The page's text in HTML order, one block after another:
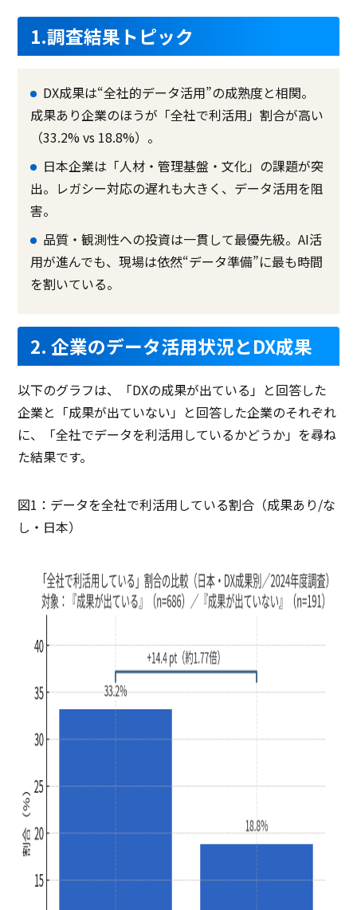
1.調査結果トピック
DX成果は“全社的データ活用”の成熟度と相関。
成果あり企業のほうが「全社で利活用」割合が高い
（33.2% vs 18.8%）。
日本企業は「人材・管理基盤・文化」の課題が突
出。レガシー対応の遅れも大きく、データ活用を阻
害。
品質・観測性への投資は一貫して最優先級。AI活
用が進んでも、現場は依然“データ準備”に最も時間
を割いている。
2. 企業のデータ活用状況とDX成果
以下のグラフは、「DXの成果が出ている」と回答した
企業と「成果が出ていない」と回答した企業のそれぞれ
に、「全社でデータを利活用しているかどうか」を尋ね
た結果です。
図1：データを全社で利活用している割合（成果あり/な
し・日本）